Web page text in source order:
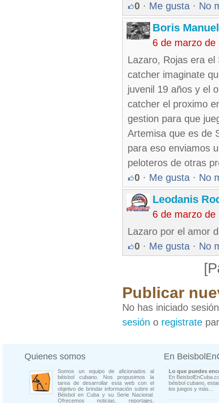
0 · Me gusta · No
Boris
6 de marzo de
Lazaro, Rojas era
catcher imaginate
juvenil 19 años y el
catcher el proximo
gestion para que
Artemisa que es de
para eso enviamos
peloteros de otras
0 · Me gusta · No
Leodanis
6 de marzo de
Lazaro por el amor
0 · Me gusta · No
Publicar
No has iniciado
sesión o registrate
Quienes somos
Somos un equipo de aficionados al
béisbol cubano. Nos propusimos la
tarea de desarrollar esta web con el
objetivo de brindar información sobre el
Béisbol en Cuba y su Serie Nacional.
Ofrecemos noticias, reportajes,
En
Lo que puedes
En
béisbol cubano,
los juegos y más...